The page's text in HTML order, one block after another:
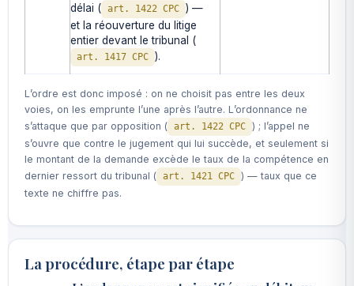
délai ( art. 1422 CPC ) —
et la réouverture du litige
entier devant le tribunal (
art. 1417 CPC ).
L’ordre est donc imposé : on ne choisit pas entre les deux
voies, on les emprunte l’une après l’autre. L’ordonnance ne
s’attaque que par opposition ( art. 1422 CPC ) ; l’appel ne
s’ouvre que contre le jugement qui lui succède, et seulement si
le montant de la demande excède le taux de la compétence en
dernier ressort du tribunal ( art. 1421 CPC ) — taux que ce
texte ne chiffre pas.
La procédure, étape par étape